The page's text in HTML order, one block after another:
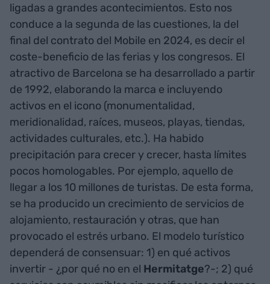
ligadas a grandes acontecimientos. Esto nos
conduce a la segunda de las cuestiones, la del
final del contrato del Mobile en 2024, es decir el
coste-beneficio de las ferias y los congresos. El
atractivo de Barcelona se ha desarrollado a partir
de 1992, elaborando la marca e incluyendo
activos en el icono (monumentalidad,
meridionalidad, raíces, museos, playas, tiendas,
actividades culturales, etc.). Ha habido
precipitación para crecer y crecer, hasta límites
pocos homologables. Por ejemplo, aquello de
llegar a los 10 millones de turistas. De esta forma,
se ha producido un crecimiento de servicios de
alojamiento, restauración y otras, que han
provocado el estrés urbano. El modelo turístico
dependerá de consensuar: 1) en qué activos
invertir - ¿por qué no en el Hermitatge?-; 2) qué